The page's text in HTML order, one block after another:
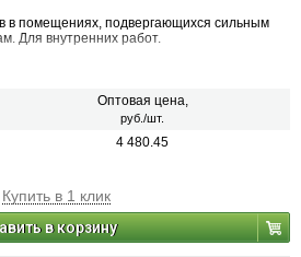
в помещениях, подвергающихся сильным
Для внутренних работ.
Оптовая цена,
руб./шт.
4 480.45
Купить в 1 клик
в корзину